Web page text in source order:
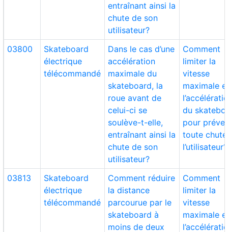
entraînant ainsi la
chute de son
utilisateur?
03800
Skateboard
électrique
télécommandé
Dans le cas d’une
accélération
maximale du
skateboard, la
roue avant de
celui-ci se
soulève-t-elle,
entraînant ainsi la
chute de son
utilisateur?
Comment
limiter la
vitesse
maximale
du
pour
toute
l’utilisateur?
03813
Skateboard
électrique
télécommandé
Comment réduire
la distance
parcourue par le
skateboard à
moins de deux
Comment
limiter la
vitesse
maximale